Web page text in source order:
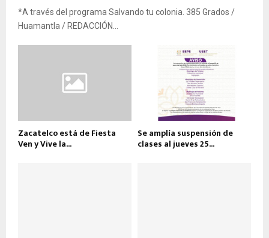
*A través del programa Salvando tu colonia. 385 Grados /
Huamantla / REDACCIÓN...
Zacatelco está de Fiesta
Ven y Vive la...
Se amplía suspensión de
clases al jueves 25...